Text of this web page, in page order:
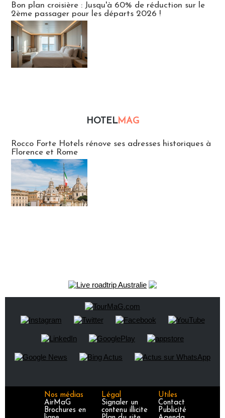
Bon plan croisière : Jusqu'à 60% de réduction sur le
2ème passager pour les départs 2026 !
HOTELMAG
Rocco Forte Hotels rénove ses adresses historiques à
Florence et Rome
Nos médias
AirMaG
Brochures en
Légal
Signaler un
contenu illicite
Utiles
Contact
Publicité